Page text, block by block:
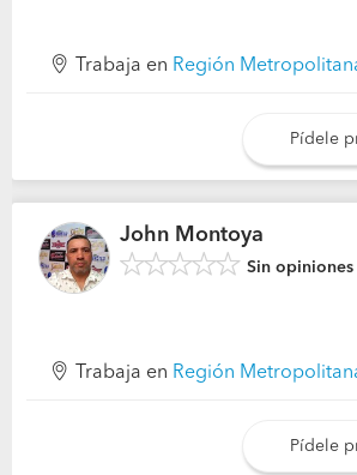
Trabaja en Región
Pídele
John Montoya
Sin opiniones
Trabaja en Región
Pídele